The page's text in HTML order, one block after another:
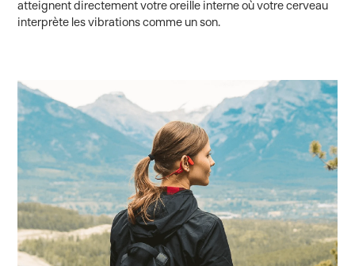
atteignent directement votre oreille interne où votre cerveau
interprète les vibrations comme un son.